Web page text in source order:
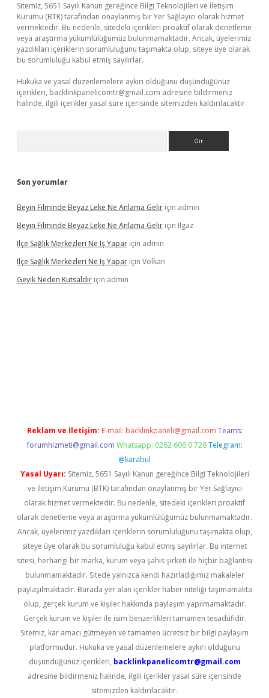
Sitemiz, 5651 Sayılı Kanun gereğince Bilgi Teknolojileri ve İletişim
Kurumu (BTK) tarafından onaylanmış bir Yer Sağlayıcı olarak hizmet
vermektedir. Bu nedenle, sitedeki içerikleri proaktif olarak denetleme
veya araştırma yükümlülüğümüz bulunmamaktadır. Ancak, üyelerimiz
yazdıkları içeriklerin sorumluluğunu taşımakta olup, siteye üye olarak
bu sorumluluğu kabul etmiş sayılırlar.
Hukuka ve yasal düzenlemelere aykırı olduğunu düşündüğünüz
içerikleri, backlinkpanelicomtr@gmail.com adresine bildirmeniz
halinde, ilgili içerikler yasal süre içerisinde sitemizden kaldırılacaktır.
Son yorumlar
Beyin Filminde Beyaz Leke Ne Anlama Gelir için admin
Beyin Filminde Beyaz Leke Ne Anlama Gelir için Ilgaz
Ilçe Sağlık Merkezleri Ne Iş Yapar için admin
Ilçe Sağlık Merkezleri Ne Iş Yapar için Volkan
Geyik Neden Kutsaldır için admin
Reklam ve İletişim: E-mail: backlinkpaneli@gmail.com Teams:
forumhizmeti@gmail.com Whatsapp: 0262 606 0 726 Telegram:
@karabul
Yasal Uyarı: Sitemiz, 5651 Sayılı Kanun gereğince Bilgi Teknolojileri
ve İletişim Kurumu (BTK) tarafından onaylanmış bir Yer Sağlayıcı
olarak hizmet vermektedir. Bu nedenle, sitedeki içerikleri proaktif
olarak denetleme veya araştırma yükümlülüğümüz bulunmamaktadır.
Ancak, üyelerimiz yazdıkları içeriklerin sorumluluğunu taşımakta olup,
siteye üye olarak bu sorumluluğu kabul etmiş sayılırlar. Bu internet
sitesi, herhangi bir marka, kurum veya şahıs şirketi ile hiçbir bağlantısı
bulunmamaktadır. Sitede yalnızca kendi hazırladığımız makaleler
paylaşılmaktadır. Burada yer alan içerikler haber niteliği taşımamakta
olup, gerçek kurum ve kişiler hakkında paylaşım yapılmamaktadır.
Gerçek kurum ve kişiler ile isim benzerlikleri tamamen tesadüfidir.
Sitemiz, kar amacı gütmeyen ve tamamen ücretsiz bir bilgi paylaşım
platformudur. Hukuka ve yasal düzenlemelere aykırı olduğunu
düşündüğünüz içerikleri, backlinkpanelicomtr@gmail.com
adresine bildirmeniz halinde, ilgili içerikler yasal süre içerisinde
sitemizden kaldırılacaktır.